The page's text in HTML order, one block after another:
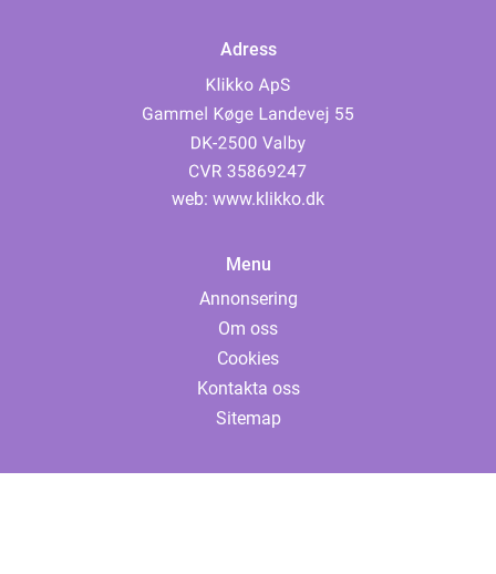
Adress
web: www.klikko.dk
Menu
Annonsering
Om oss
Cookies
Kontakta oss
Sitemap